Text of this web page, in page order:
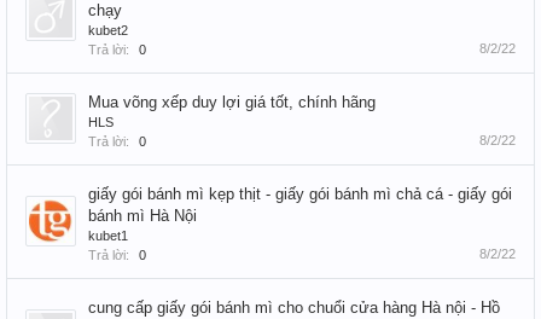
chạy
kubet2
Trả lời:
0 8/2/22
Mua võng xếp duy lợi giá tốt, chính hãng
HLS
Trả lời:
0 8/2/22
giấy gói bánh mì kẹp thịt - giấy gói bánh mì chả cá - giấy gói
bánh mì Hà Nội
kubet1
Trả lời:
0 8/2/22
cung cấp giấy gói bánh mì cho chuổi cửa hàng Hà nội - Hồ